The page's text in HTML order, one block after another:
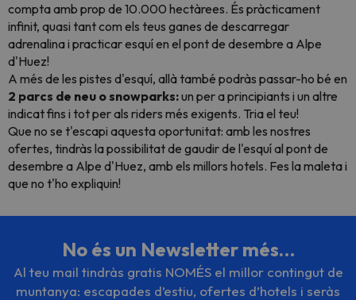
compta amb prop de 10.000 hectàrees. És pràcticament
infinit, quasi tant com els teus ganes de descarregar
adrenalina i practicar esquí en el pont de desembre a Alpe
d'Huez!
A més de les pistes d'esquí, allà també podràs passar-ho bé en
2 parcs de neu osnowparks:un per a principiants i un altre
indicat fins i tot per als riders més exigents. Tria el teu!
Que no se t'escapi aquesta oportunitat: amb les nostres
ofertes, tindràs la possibilitat de gaudir de l'esquí al pont de
desembre a Alpe d'Huez, amb els millors hotels. Fes la maleta i
que no t'ho expliquin!
No és un Newsletter més…
Al teu mail tindràs gratis NOMÉS el millor contingut de
muntanya: escapades d’estiu, ofertes d’hotels i seràs